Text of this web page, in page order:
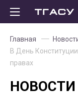
Главная
В День
правах
НОВОСТИ